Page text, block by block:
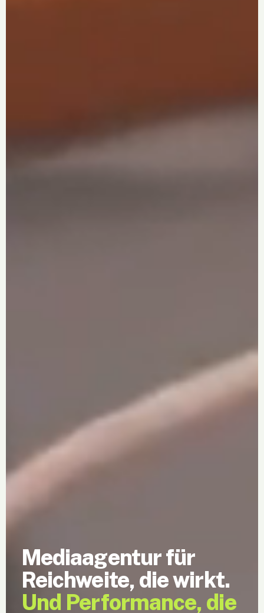
Mediaagentur für
Reichweite, die wirkt.
Und Performance, die